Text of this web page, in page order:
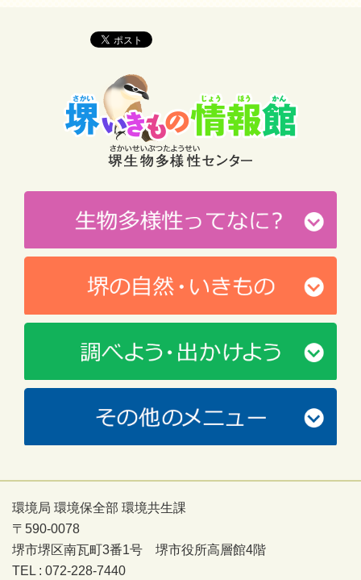
環境局 環境保全部 環境共生課
〒590-0078
堺市堺区南瓦町3番1号 堺市役所高層館4階
TEL : 072-228-7440